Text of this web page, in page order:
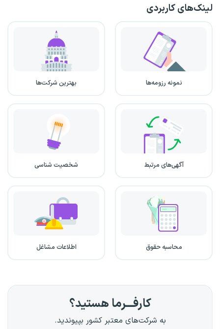
لینک‌های کاربردی
نمونه رزومه‌ها بهترین شرکت‌ها
آگهی‌های مرتبط شخصیت شناسی
محاسبه حقوق اطلاعات مشاغل
کارفـــرما هستید؟
به شرکت‌های معتبر کشور بپیوندید.